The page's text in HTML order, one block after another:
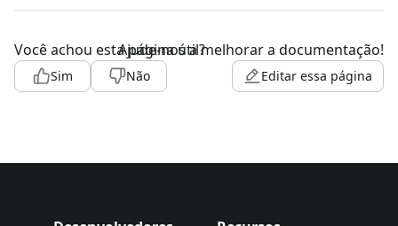
Você achou esta página útil?
Sim Não
Ajude-nos a melhorar a documentação!
Editar essa página